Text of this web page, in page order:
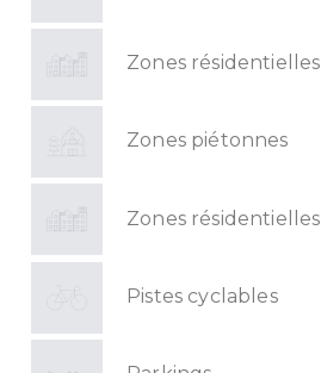
Zones résidentielles
Zones piétonnes
Zones résidentielles
Pistes cyclables